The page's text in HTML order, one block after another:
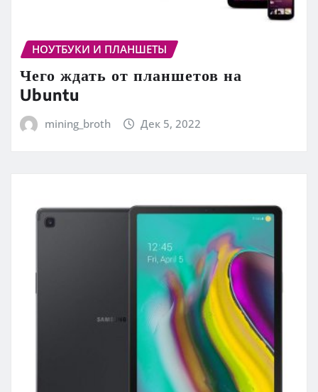
НОУТБУКИ И ПЛАНШЕТЫ
Чего ждать от планшетов на
Ubuntu
mining_broth Дек 5, 2022